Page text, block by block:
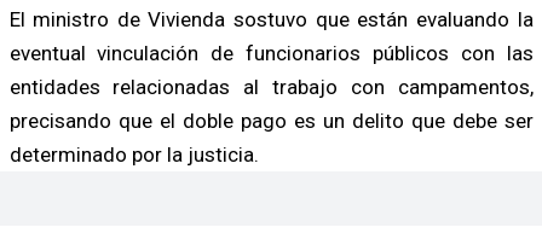
El ministro de Vivienda sostuvo que están evaluando la
eventual vinculación de funcionarios públicos con las
entidades relacionadas al trabajo con campamentos,
precisando que el doble pago es un delito que debe ser
determinado por la justicia.